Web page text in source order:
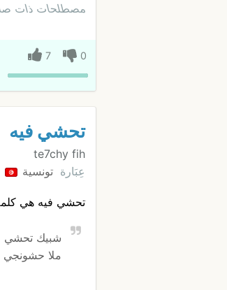
مصطلحات ذات
0
7
تحشي فيه
te7chy fih
عِبَارة تونسية
تحشي فيه هي
شبيك تحشي
ملا حشونجي